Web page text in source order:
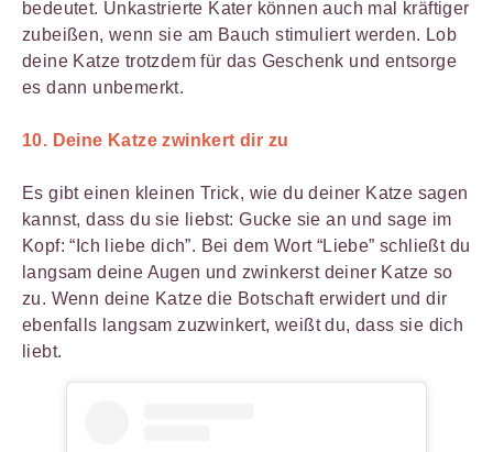
bedeutet. Unkastrierte Kater können auch mal kräftiger
zubeißen, wenn sie am Bauch stimuliert werden. Lob
deine Katze trotzdem für das Geschenk und entsorge
es dann unbemerkt.
10. Deine Katze zwinkert dir zu
Es gibt einen kleinen Trick, wie du deiner Katze sagen
kannst, dass du sie liebst: Gucke sie an und sage im
Kopf: “Ich liebe dich”. Bei dem Wort “Liebe” schließt du
langsam deine Augen und zwinkerst deiner Katze so
zu. Wenn deine Katze die Botschaft erwidert und dir
ebenfalls langsam zuzwinkert, weißt du, dass sie dich
liebt.